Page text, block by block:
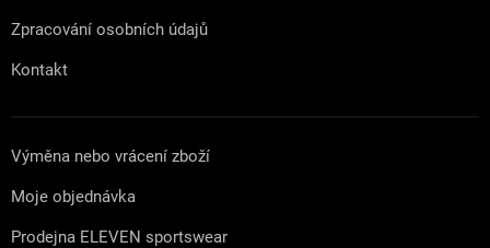
Zpracování osobních údajů
Kontakt
Výměna nebo vrácení zboží
Moje objednávka
Prodejna ELEVEN sportswear